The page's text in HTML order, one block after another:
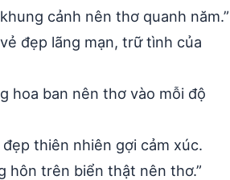
cảnh nên thơ quanh năm.”
đẹp lãng mạn, trữ tình của
hoa ban nên thơ vào mỗi độ
đẹp thiên nhiên gợi cảm xúc.
hôn trên biển thật nên thơ.”